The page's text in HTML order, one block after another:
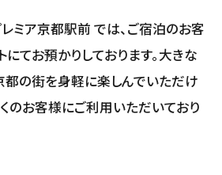
ミア京都駅前 では、ご宿泊のお客
てお預かりしております。大きな
都の街を身軽に楽しんでいただけ
のお客様にご利用いただいており